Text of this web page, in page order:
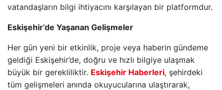
vatandaşların bilgi ihtiyacını karşılayan bir platformdur.
Eskişehir’de Yaşanan Gelişmeler
Her gün yeni bir etkinlik, proje veya haberin gündeme
geldiği Eskişehir’de, doğru ve hızlı bilgiye ulaşmak
büyük bir gerekliliktir. Eskişehir Haberleri, şehirdeki
tüm gelişmeleri anında okuyucularına ulaştırarak,